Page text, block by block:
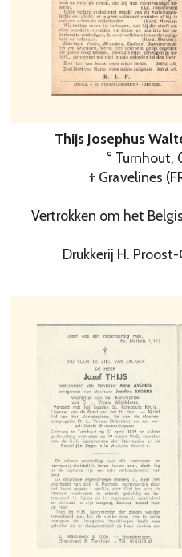
Thijs Josephus
° Turnhout,
† Gravelines
Vertrokken om het
Drukkerij H.